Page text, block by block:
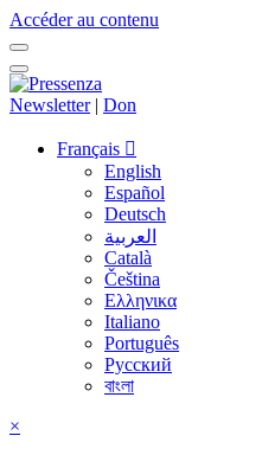
Accéder au contenu
Newsletter| Don
Français
English
Español
Deutsch
العربية
Català
Čeština
Ελληνικα
Italiano
Português
Русский
বাংলা
×